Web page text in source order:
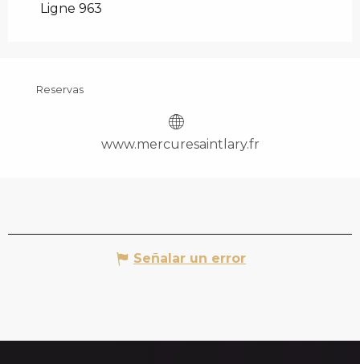
Ligne 963
Reservas
www.mercuresaintlary.fr
Señalar un error